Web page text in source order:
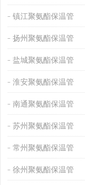
镇江聚氨酯保温管
扬州聚氨酯保温管
盐城聚氨酯保温管
淮安聚氨酯保温管
南通聚氨酯保温管
苏州聚氨酯保温管
常州聚氨酯保温管
徐州聚氨酯保温管